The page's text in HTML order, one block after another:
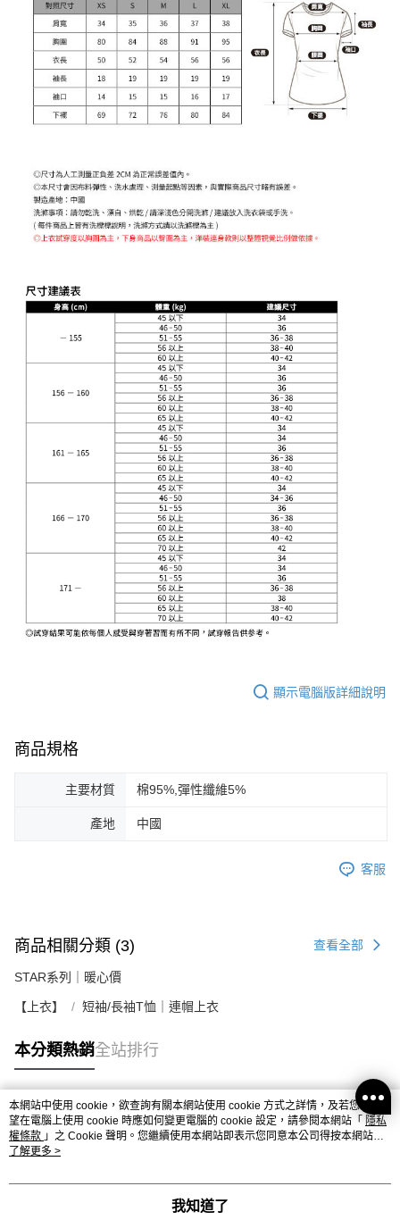
顯示電腦版詳細說明
商品規格
主要材質 棉95%,彈性纖維5%
產地 中國
客服
商品相關分類 (3) 查看全部
STAR系列｜暖心價
【上衣】 短袖/長袖T恤｜連帽上衣
本分類熱銷全站排行
熱門標籤
本網站中使用 cookie，欲查詢有關本網站使用 cookie 方式之詳情，及若您不希
望在電腦上使用 cookie 時應如何變更電腦的 cookie 設定，請參閱本網站「 隱私
權條款 」之 Cookie 聲明。您繼續使用本網站即表示您同意本公司得按本網站使
用條款之 Cookie 聲明使用 cookie。
了解更多 >
我知道了